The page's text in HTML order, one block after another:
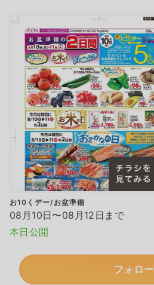
お10くデー/お盆準備
08月10日〜08月12日まで
本日公開
フォロー